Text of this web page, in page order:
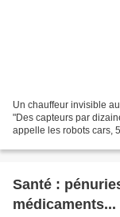
Un chauffeur invisible
"Des capteurs par
appelle les robots cars,
Santé :
médicaments...